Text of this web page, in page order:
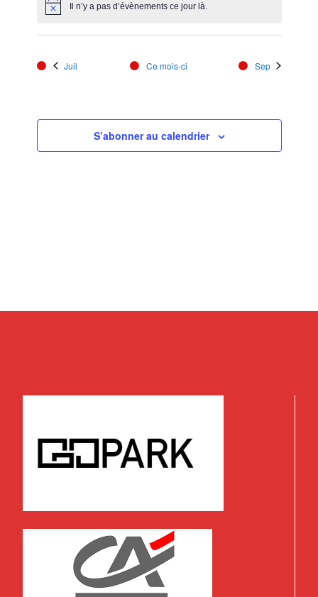
Notice Il n’y a pas d’évènements ce jour là.
Juil Ce mois-ci Sep
S’abonner au calendrier